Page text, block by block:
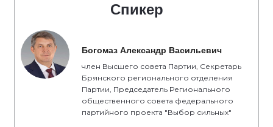
Спикер
Богомаз Александр Васильевич
член Высшего совета Партии, Секретарь
Брянского регионального отделения
Партии, Председатель Регионального
общественного совета федерального
партийного проекта "Выбор сильных"